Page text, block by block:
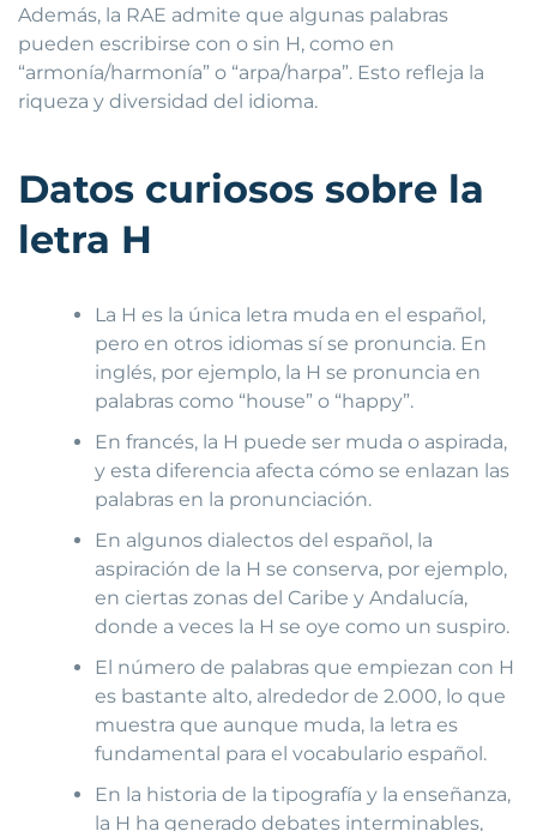
Además, la RAE admite que algunas palabras
pueden escribirse con o sin H, como en
“armonía/harmonía” o “arpa/harpa”. Esto refleja la
riqueza y diversidad del idioma.
Datos curiosos sobre la
letra H
La H es la única letra muda en el español,
pero en otros idiomas sí se pronuncia. En
inglés, por ejemplo, la H se pronuncia en
palabras como “house” o “happy”.
En francés, la H puede ser muda o aspirada,
y esta diferencia afecta cómo se enlazan las
palabras en la pronunciación.
En algunos dialectos del español, la
aspiración de la H se conserva, por ejemplo,
en ciertas zonas del Caribe y Andalucía,
donde a veces la H se oye como un suspiro.
El número de palabras que empiezan con H
es bastante alto, alrededor de 2.000, lo que
muestra que aunque muda, la letra es
fundamental para el vocabulario español.
En la historia de la tipografía y la enseñanza,
la H ha generado debates interminables,